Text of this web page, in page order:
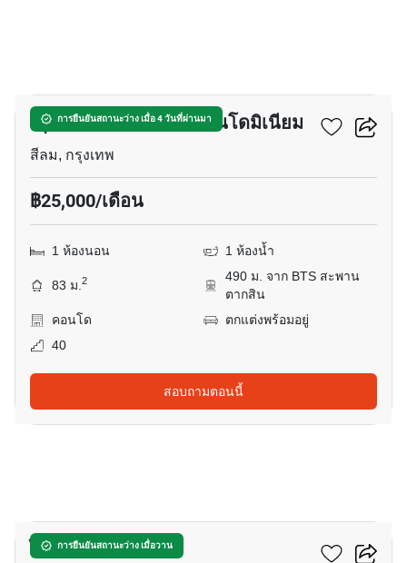
การยืนยันสถานะว่าง เมื่อ 4 วันที่ผ่านมา
ณุศา สเตท ทาวเวอร์ คอนโดมิเนียม
สีลม, กรุงเทพ
฿25,000/เดือน
1 ห้องนอน 1 ห้องน้ำ
83 ม.2
490 ม. จาก BTS สะพาน
ตากสิน
คอนโด
ตกแต่งพร้อมอยู่
40
สอบถามตอนนี้
การยืนยันสถานะว่าง เมื่อวาน
ไอวี่สาทร 10